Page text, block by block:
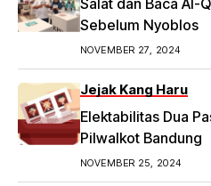
https://
money-politic-ke-
Sebelum Nyoblos
NOVEMBER 27, 2024
Jejak Kang Haru
Elektabilitas Dua
Pilwalkot Bandung
NOVEMBER 25, 2024